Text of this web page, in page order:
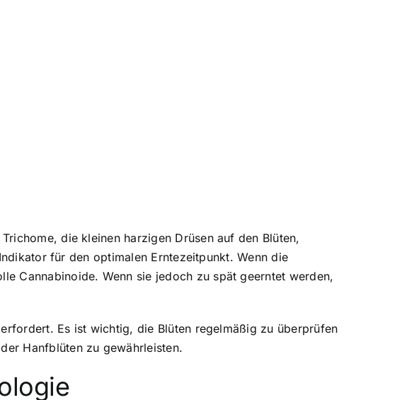
die kleinen harzigen Drüsen auf den Blüten,
für den optimalen Erntezeitpunkt. Wenn die
Cannabinoide. Wenn sie jedoch zu spät geerntet werden,
Es ist wichtig, die Blüten regelmäßig zu überprüfen
Hanfblüten zu gewährleisten.